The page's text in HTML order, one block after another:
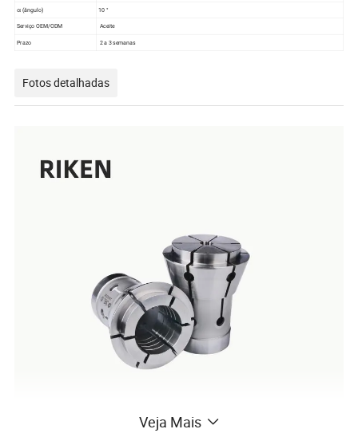
α (ângulo) 10 °
Serviço OEM/ODM Aceite
Prazo 2 a 3 semanas
Fotos detalhadas
Veja Mais